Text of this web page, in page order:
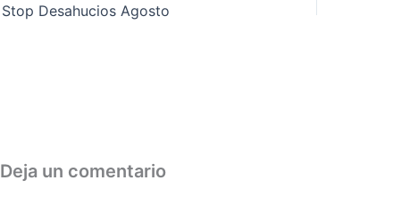
Stop Desahucios Agosto
Deja un comentario